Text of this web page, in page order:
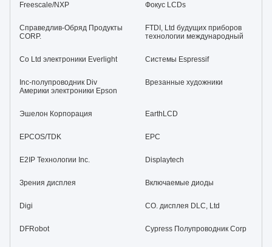
Freescale/NXP Фокус LCDs
Справедлив-Обряд Продукты
CORP.
FTDI, Ltd будущих приборов
технологии международный
Co Ltd электроники Everlight Системы Espressif
Inc-полупроводник Div
Америки электроники Epson
Врезанные художники
Эшелон Корпорация EarthLCD
EPCOS/TDK EPC
E2IP Технологии Inc. Displaytech
Зрения дисплея Включаемые диоды
Digi CO. дисплея DLC, Ltd
DFRobot Cypress Полупроводник Corp